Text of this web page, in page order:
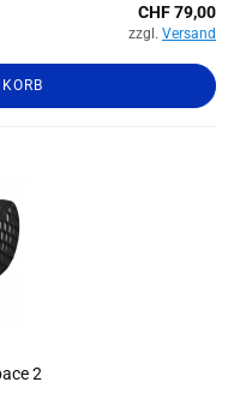
CHF 79,00
zzgl. Versand
2